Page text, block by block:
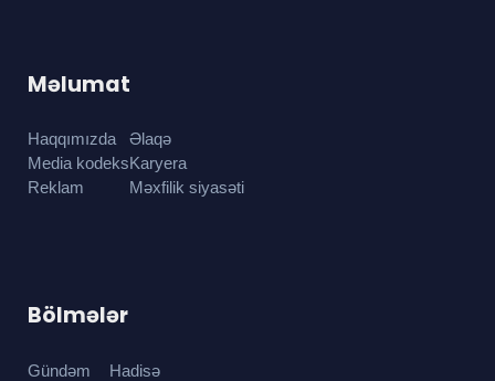
Məlumat
Haqqımızda
Media kodeks
Reklam
Əlaqə
Karyera
Məxfilik siyasəti
Bölmələr
Gündəm
Hadisə